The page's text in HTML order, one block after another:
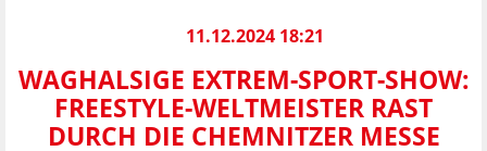
11.12.2024 18:21
WAGHALSIGE EXTREM-SPORT-SHOW:
FREESTYLE-WELTMEISTER RAST
DURCH DIE CHEMNITZER MESSE